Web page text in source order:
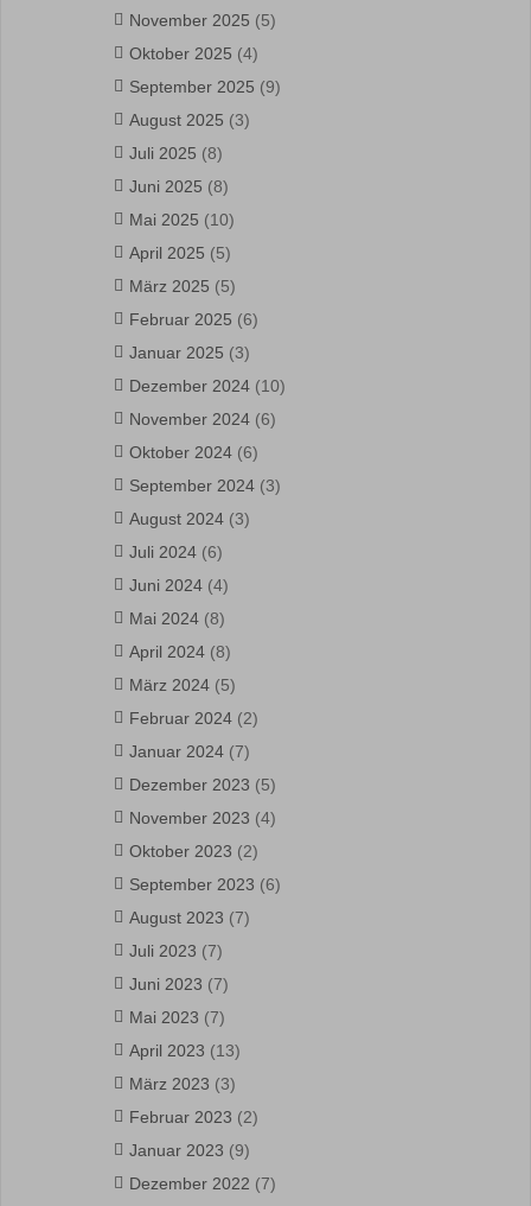
November 2025 (5)
Oktober 2025 (4)
September 2025 (9)
August 2025 (3)
Juli 2025 (8)
Juni 2025 (8)
Mai 2025 (10)
April 2025 (5)
März 2025 (5)
Februar 2025 (6)
Januar 2025 (3)
Dezember 2024 (10)
November 2024 (6)
Oktober 2024 (6)
September 2024 (3)
August 2024 (3)
Juli 2024 (6)
Juni 2024 (4)
Mai 2024 (8)
April 2024 (8)
März 2024 (5)
Februar 2024 (2)
Januar 2024 (7)
Dezember 2023 (5)
November 2023 (4)
Oktober 2023 (2)
September 2023 (6)
August 2023 (7)
Juli 2023 (7)
Juni 2023 (7)
Mai 2023 (7)
April 2023 (13)
März 2023 (3)
Februar 2023 (2)
Januar 2023 (9)
Dezember 2022 (7)